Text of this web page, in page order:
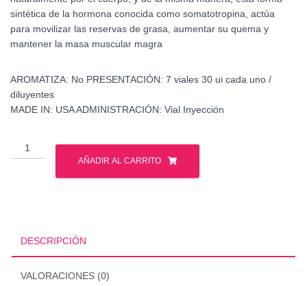
sintética de la hormona conocida como somatotropina, actúa
para movilizar las reservas de grasa, aumentar su quema y
mantener la masa muscular magra
AROMATIZA: No PRESENTACIÓN: 7 viales 30 ui cada uno /
diluyentes
MADE IN: USAADMINISTRACIÓN: Vial Inyección
Gentropin
210
Crecimiento
AÑADIR AL CARRITO
DESCRIPCIÓN
VALORACIONES (0)